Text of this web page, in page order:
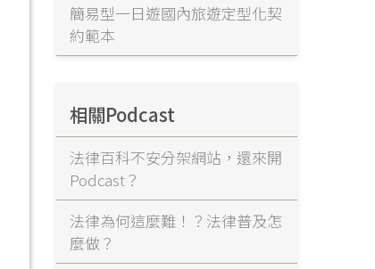
簡易型一日遊國內旅遊定型化契
約範本
相關Podcast
法律百科不安分架網站，還來開
Podcast？
法律為何這麼難！？法律普及怎
麼做？